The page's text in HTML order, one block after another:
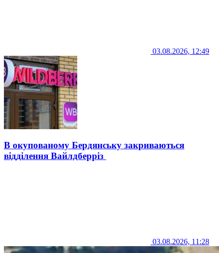
03.08.2026, 12:49
В окупованому Бердянську закриваються
відділення Вайлдберріз
03.08.2026, 11:28